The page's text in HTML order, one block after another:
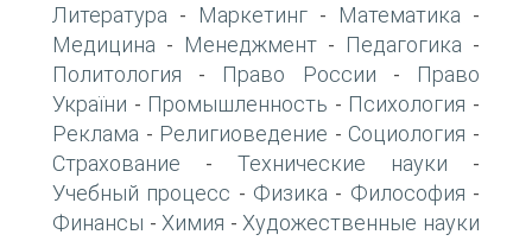
Литература - Маркетинг - Математика -
Медицина - Менеджмент - Педагогика -
Политология - Право России -
Право
України - Промышленность - Психология -
Реклама - Религиоведение - Социология -
Страхование - Технические науки -
Учебный процесс - Физика - Философия -
Финансы - Химия - Художественные науки